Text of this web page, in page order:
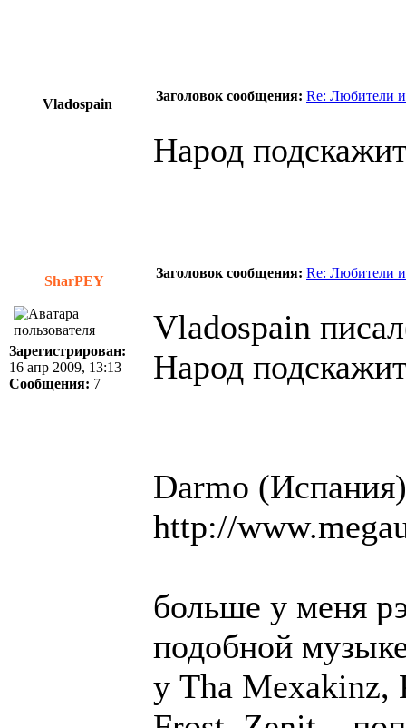
Vladospain
Заголовок сообщения: Re: Любители
Народ
SharPEY
Заголовок сообщения: Re: Любители
Зарегистрирован:
16 апр 2009, 13:13
Сообщения: 7
Vladospain
Народ
Darmo (Испания)
http://
больше у меня
подобной
у Tha Mexakinz,